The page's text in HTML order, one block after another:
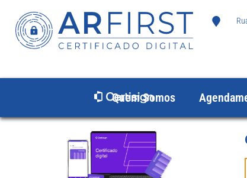
Quem Somos